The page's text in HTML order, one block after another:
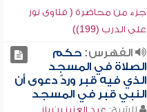
جزء من محاضرة ( فتاوى نور
على الدرب (199))
الفهرس:حكم
الصلاة في المسجد
الذي فيه قبر وردّ دعوى أن
النبي قبر في المسجد
للشيخ: عبد العزيز بن باز